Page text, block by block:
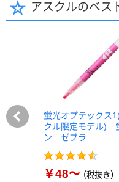
アスクルのベス
蛍光オプテックス
クル限定モデル)
ン ゼブラ
￥48～（税抜き）